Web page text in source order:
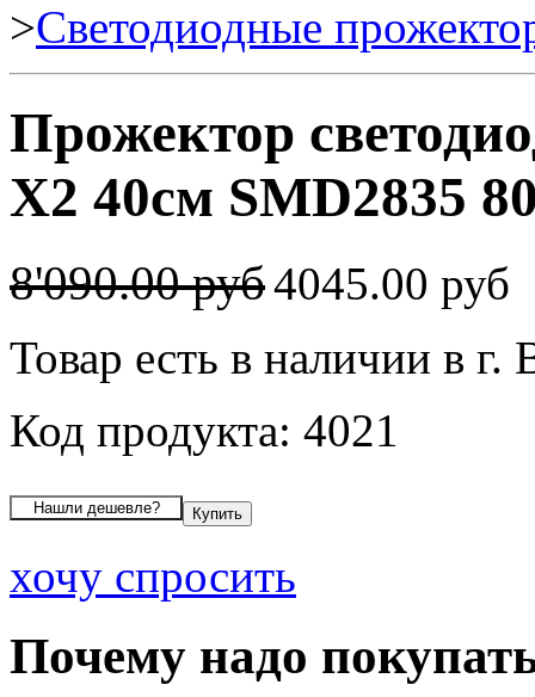
>Светодиодные
Прожектор
X2 40см SMD2835
8'090.00 руб4045.00 руб
Товар есть в наличии в г.
Код продукта: 4021
хочу спросить
Почему надо